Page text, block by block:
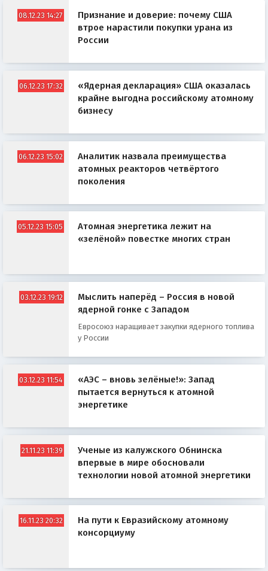
08.12.23 14:27
Признание и доверие: почему США
втрое нарастили покупки урана из
России
06.12.23 17:32
«Ядерная декларация» США оказалась
крайне выгодна российскому атомному
бизнесу
06.12.23 15:02
Аналитик назвала преимущества
атомных реакторов четвёртого
поколения
05.12.23 15:05
Атомная энергетика лежит на
«зелёной» повестке многих стран
03.12.23 19:12
Мыслить наперёд – Россия в новой
ядерной гонке с Западом
Евросоюз наращивает закупки ядерного топлива
у России
03.12.23 11:54
«АЭС – вновь зелёные!»: Запад
пытается вернуться к атомной
энергетике
21.11.23 11:39
Ученые из калужского Обнинска
впервые в мире обосновали
технологии новой атомной энергетики
16.11.23 20:32
На пути к Евразийскому атомному
консорциуму